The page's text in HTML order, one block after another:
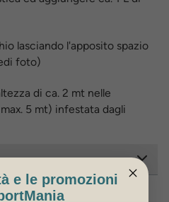
lasciando l'apposito spazio
foto)
di ca. 2 mt nelle
5 mt) infestata dagli
e le promozioni